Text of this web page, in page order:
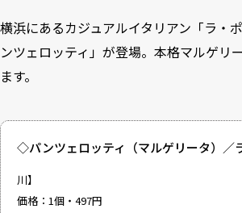
横浜にあるカジュアルイタリアン「ラ・
ンツェロッティ」が登場。本格マルゲリ
ます。
◇パンツェロッティ（マルゲリータ）／
川】
価格：1個・497円